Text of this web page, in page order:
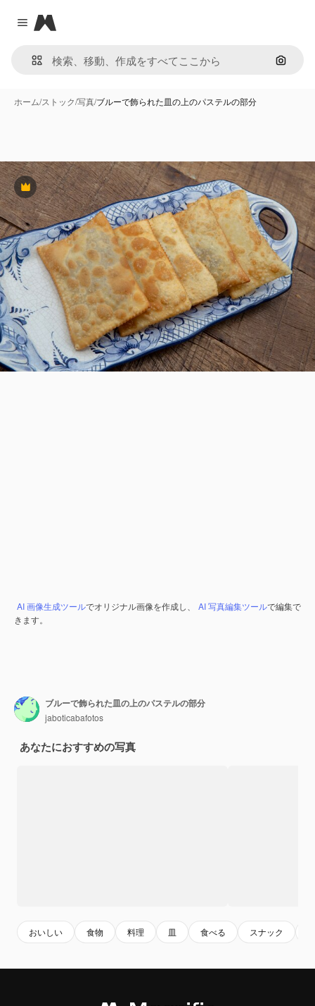
Close menu
Magnific
画像で
ホーム/ストック/写真/ブルーで飾られた皿の上のパステルの部分
Premium
AI 画像生成ツールでオリジナル画像を作成し、 AI 写真編集ツールで編集で
きます。
ブルーで飾られた皿の上のパステルの部分
jaboticabafotos
あなたにおすすめの写真
おいしい 食物 料理 皿 食べる スナック